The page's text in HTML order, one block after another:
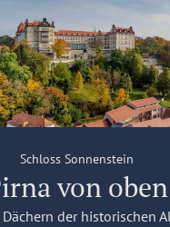
Schloss Sonnenstein
von oben
der historischen